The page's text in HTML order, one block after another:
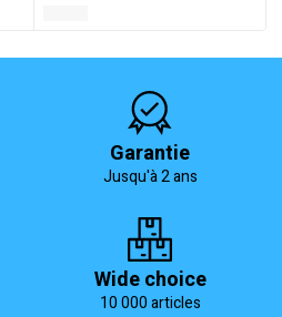
Garantie
Jusqu'à 2 ans
Wide choice
10 000 articles